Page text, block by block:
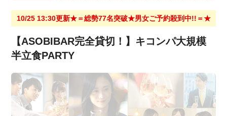
10/25 13:30更新★＝総勢77名突破★男女ご予約殺到中!!＝★
【ASOBIBAR完全貸切！】キコンパ大規模
半立食PARTY